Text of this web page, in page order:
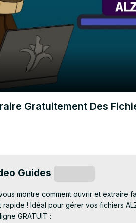
Gratuitement Des
Guides
montre comment ouvrir et extraire
rapide ! Idéal pour gérer vos fichiers